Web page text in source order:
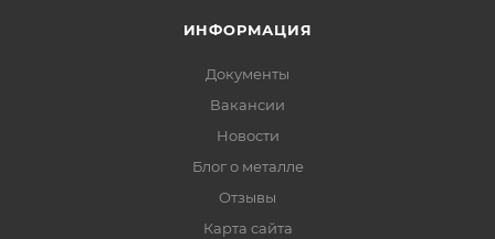
ИНФОРМАЦИЯ
Документы
Вакансии
Новости
Блог о металле
Отзывы
Карта сайта